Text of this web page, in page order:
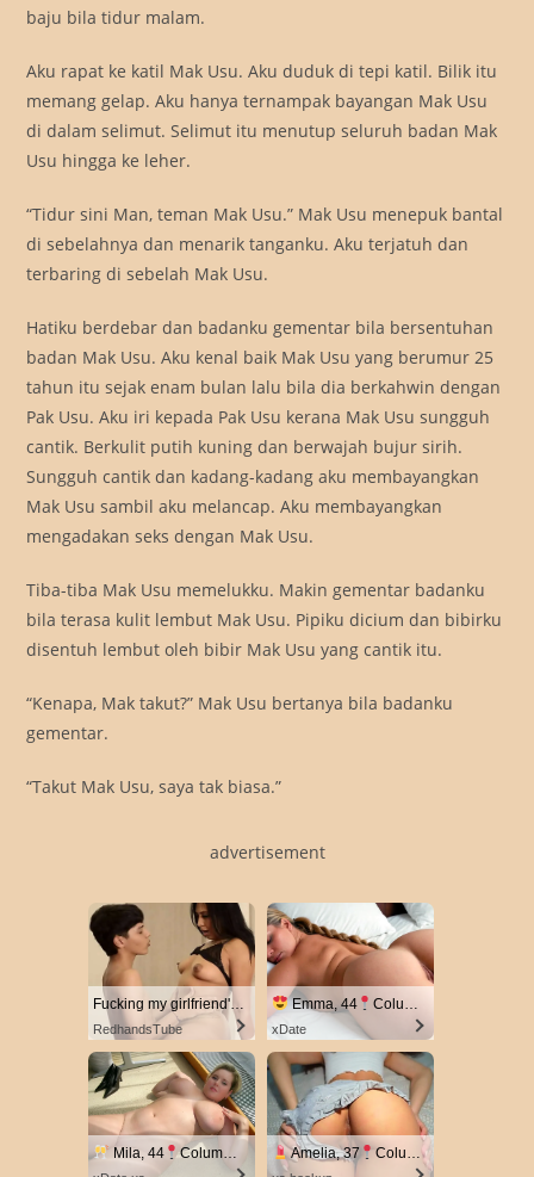
baju bila tidur malam.
Aku rapat ke katil Mak Usu. Aku duduk di tepi katil. Bilik itu
memang gelap. Aku hanya ternampak bayangan Mak Usu
di dalam selimut. Selimut itu menutup seluruh badan Mak
Usu hingga ke leher.
“Tidur sini Man, teman Mak Usu.” Mak Usu menepuk bantal
di sebelahnya dan menarik tanganku. Aku terjatuh dan
terbaring di sebelah Mak Usu.
Hatiku berdebar dan badanku gementar bila bersentuhan
badan Mak Usu. Aku kenal baik Mak Usu yang berumur 25
tahun itu sejak enam bulan lalu bila dia berkahwin dengan
Pak Usu. Aku iri kepada Pak Usu kerana Mak Usu sungguh
cantik. Berkulit putih kuning dan berwajah bujur sirih.
Sungguh cantik dan kadang-kadang aku membayangkan
Mak Usu sambil aku melancap. Aku membayangkan
mengadakan seks dengan Mak Usu.
Tiba-tiba Mak Usu memelukku. Makin gementar badanku
bila terasa kulit lembut Mak Usu. Pipiku dicium dan bibirku
disentuh lembut oleh bibir Mak Usu yang cantik itu.
“Kenapa, Mak takut?” Mak Usu bertanya bila badanku
gementar.
“Takut Mak Usu, saya tak biasa.”
advertisement
Fucking my girlfriend's hot mommy by mistake
RedhandsTube
Emma, 44 Columbus
xDate
Mila, 44 Columbus Amelia, 37 Columbus